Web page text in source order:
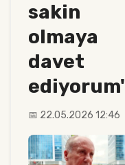
sakin
olmaya
davet
ediyorum'
📅 22.05.2026 12:46